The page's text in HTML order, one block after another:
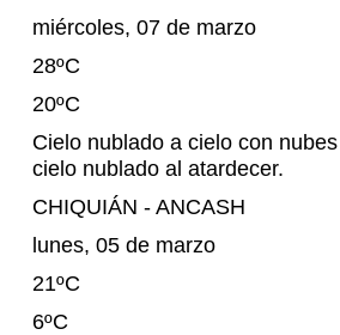
miércoles, 07 de marzo
28ºC
20ºC
Cielo nublado a cielo con
cielo nublado al atardecer.
CHIQUIÁN - ANCASH
lunes, 05 de marzo
21ºC
6ºC